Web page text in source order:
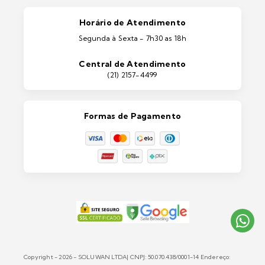
Portas e Janelas
Máquinas e Equipamentos
Lixeiras e Contentores
Horário de Atendimento
Segunda à Sexta - 7h30 as 18h
Central de Atendimento
(21) 2157-4499
Formas de Pagamento
Copyright - 2026 - SOLUWAN LTDA| CNPJ: 50.070.438/0001-14 Endereço: